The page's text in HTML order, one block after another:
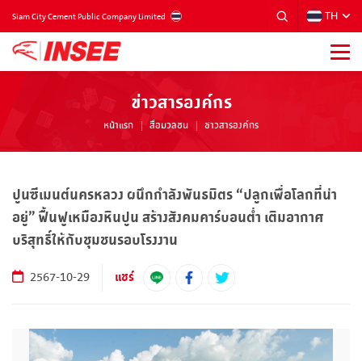
Siam City Cement Public Company Limited TH
ข่าวสารองค์กร
หน้าแรก สื่อมวลชน ข่าวสารองค์กร
ปูนซีเมนต์นครหลวง ผนึกกำลังพันธมิตร “ปลูกเพื่อโลกที่น่า
อยู่” ฟื้นฟูเหมืองหินปูน สร้างสังคมคาร์บอนต่ำ เติมอากาศ
บริสุทธิ์ให้กับชุมชนรอบโรงงาน
2567-10-29 แชร์